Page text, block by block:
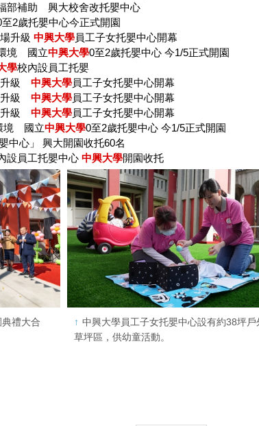
部補助 興大校舍改托嬰中心
2歲托嬰中心今正式開園
升級 中興大學員工子女托嬰中心開幕
境 國立中興大學0至2歲托嬰中心 今1/5正式開園
學校內設員工托嬰
升級 中興大學員工子女托嬰中心開幕
升級 中興大學員工子女托嬰中心開幕
升級 中興大學員工子女托嬰中心開幕
境 國立中興大學0至2歲托嬰中心 今1/5正式開園
中心」 興大開園收托60名
設員工托嬰中心 中興大學開園收托
禮大合
中興大學員工子女托嬰中心設有約38坪戶
草坪區，供幼童活動。